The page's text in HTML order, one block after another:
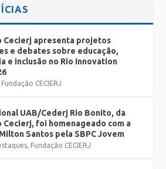
Cecierj apresenta projetos
e debates sobre educação,
e inclusão no Rio Innovation
Fundação CECIERJ
UAB/Cederj Rio Bonito, da
Cecierj, foi homenageado com a
Santos pela SBPC Jovem
, Fundação CECIERJ